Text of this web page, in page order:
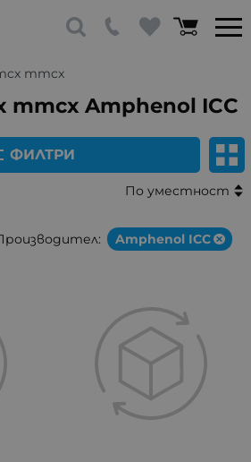
mmcx
mmcx Amphenol ICC
ФИЛТРИ
По уместност
Amphenol ICC